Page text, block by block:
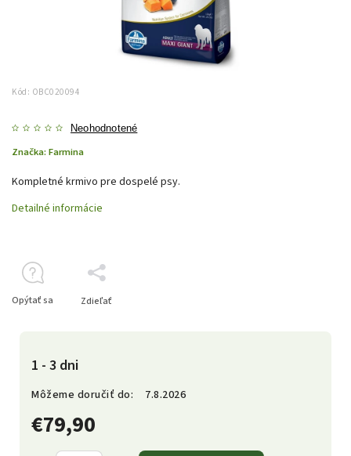
Kód: OBC020094
Neohodnotené
Značka: Farmina
€79,90
1 - 3 dni
Môžeme doručiť do: 7.8.2026
Kompletné krmivo pre dospelé psy.
Detailné informácie
Opýtať sa Zdieľať